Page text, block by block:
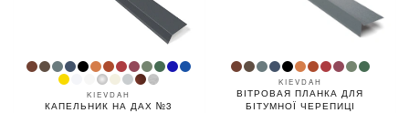
KIEVDAH
КАПЕЛЬНИК НА ДАХ №3
KIEVDAH
ВІТРОВАЯ ПЛАНКА ДЛЯ
БІТУМНОЇ ЧЕРЕПИЦІ